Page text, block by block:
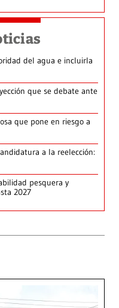
del agua e incluirla
que se debate ante
que pone en riesgo a
a la reelección:
pesquera y
2027